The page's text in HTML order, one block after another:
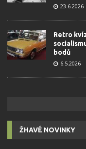
23.6.2026
Retro
bodů
6.5.2026
ŽHAVÉ NOVINKY